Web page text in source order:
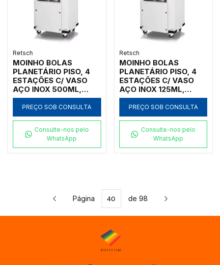
Retsch
MOINHO BOLAS
PLANETÁRIO PISO, 4
ESTAÇÕES C/ VASO
AÇO INOX 500ML,
INICIAL <10MM, FINAL
<1UM
PREÇO SOB CONSULTA
Consulte-nos pelo
WhatsApp
Retsch
MOINHO BOLAS
PLANETÁRIO PISO, 4
ESTAÇÕES C/ VASO
AÇO INOX 125ML,
INICIAL <10MM, FINAL
<1UM
PREÇO SOB CONSULTA
Consulte-nos pelo
WhatsApp
Página de 98